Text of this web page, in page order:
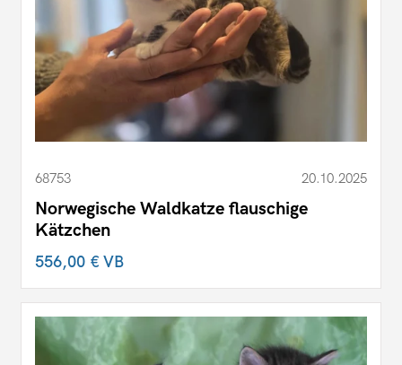
68753 20.10.2025
Norwegische Waldkatze flauschige
Kätzchen
556,00 €VB